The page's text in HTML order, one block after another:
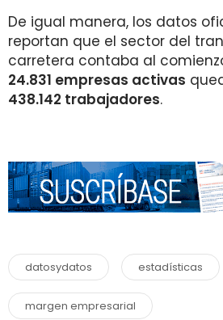
De igual manera, los datos
reportan que el sector del
carretera contaba al
24.831 empresas activas
438.142 trabajadores.
datosydatos estadísticas
margen empresarial